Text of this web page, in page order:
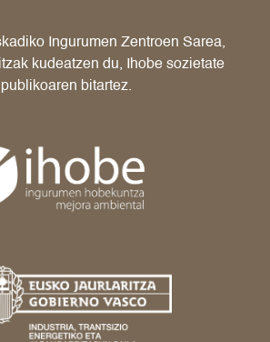
Ingurumen Zentroen Sarea,
kudeatzen du, Ihobe sozietate
publikoaren bitartez.